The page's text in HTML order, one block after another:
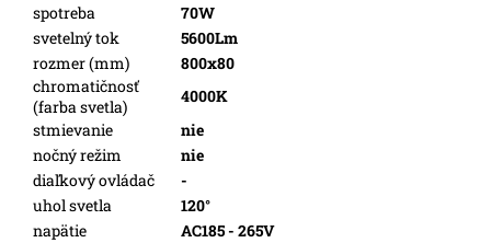
spotreba
70W
svetelný tok
5600Lm
rozmer (mm)
800x80
chromatičnosť
(farba svetla)
4000K
stmievanie
nie
nočný režim
nie
diaľkový ovládač
-
uhol svetla
120°
napätie
AC185 - 265V